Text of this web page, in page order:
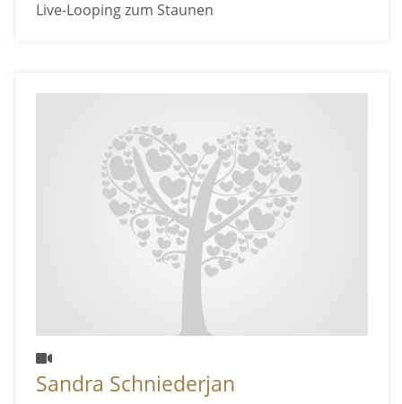
Live-Looping zum Staunen
Sandra Schniederjan